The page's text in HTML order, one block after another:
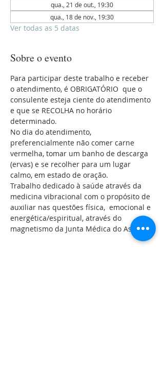
qua., 21 de out., 19:30
qua., 18 de nov., 19:30
Ver todas as 5 datas
Sobre o evento
Para participar deste trabalho e receber
o atendimento, é OBRIGATÓRIO  que o
consulente esteja ciente do atendimento
e que se RECOLHA no horário
determinado.
No dia do atendimento,
preferencialmente não comer carne
vermelha, tomar um banho de descarga
(ervas) e se recolher para um lugar
calmo, em estado de oração.
Trabalho dedicado à saúde através da
medicina vibracional com o propósito de
auxiliar nas questões física,  emocional e
energética/espiritual, através do
magnetismo da Junta Médica do Astral.